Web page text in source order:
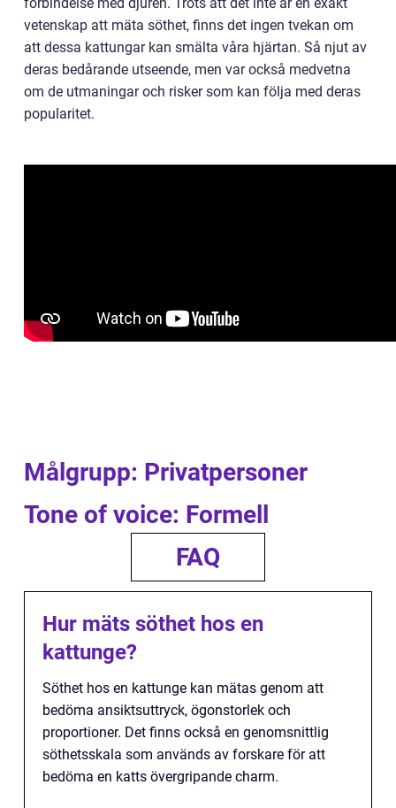
vetenskap att mäta söthet, finns det ingen tvekan om
att dessa kattungar kan smälta våra hjärtan. Så njut av
deras bedårande utseende, men var också medvetna
om de utmaningar och risker som kan följa med deras
popularitet.
Målgrupp: Privatpersoner
Tone of voice: Formell
FAQ
Hur mäts söthet hos en
kattunge?
Söthet hos en kattunge kan mätas genom att
bedöma ansiktsuttryck, ögonstorlek och
proportioner. Det finns också en genomsnittlig
söthetsskala som används av forskare för att
bedöma en katts övergripande charm.